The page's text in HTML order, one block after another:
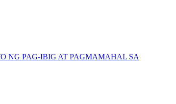
NG PAG-IBIG AT PAGMAMAHAL SA